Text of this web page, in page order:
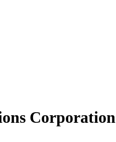
Corporation